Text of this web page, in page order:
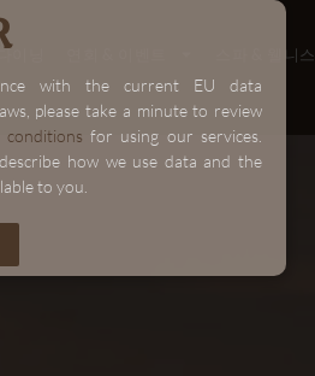
이닝 스파 & 웰니스
with the current EU data
please take a minute to review
conditions for using our services.
how we use data and the
to you.